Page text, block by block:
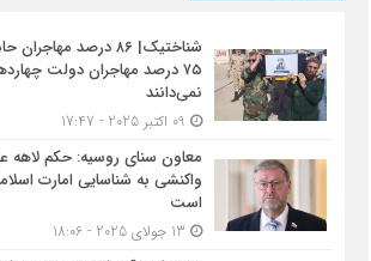
شناختیک| ۸۶ درصد
۷۵ درصد مهاجران دولت
نمی‌دانند
معاون سنای روسیه: حکم لاهه
واکنشی به شناسایی امارت
است